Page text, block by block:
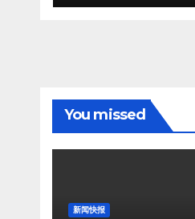
You missed
新闻快报